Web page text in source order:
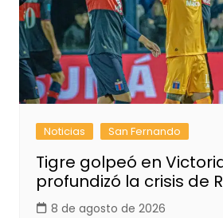
Noticias San Fernando
Tigre golpeó en
profundizó la crisis de
8 de agosto de 2026